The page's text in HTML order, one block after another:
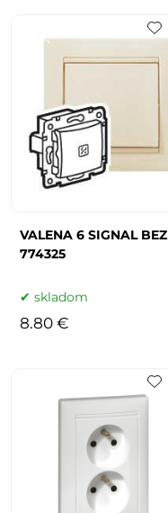
VALENA 6 SIGNAL BEZ
774325
skladom
8.80 €